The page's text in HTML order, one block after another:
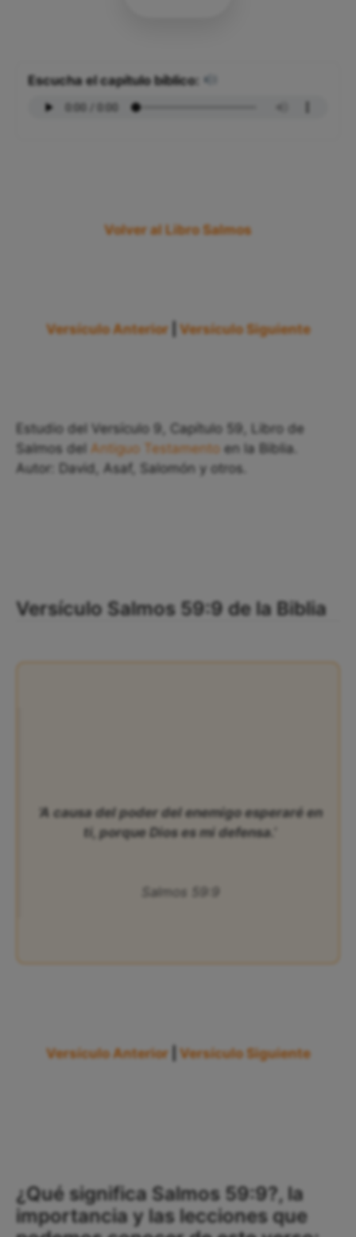
Escucha el capítulo bíblico:
Volver al Libro Salmos
Versículo Anterior Versículo Siguiente
Estudio del Versículo 9, Capítulo 59, Libro de
Salmos del Antiguo Testamento en la Biblia.
Autor: David, Asaf, Salomón y otros.
Versículo Salmos 59:9 de la Biblia
‘A causa del poder del enemigo esperaré en
ti, porque Dios es mi defensa.’
Salmos 59:9
Versículo Anterior Versículo Siguiente
¿Qué significa Salmos 59:9?, la
importancia y las lecciones que